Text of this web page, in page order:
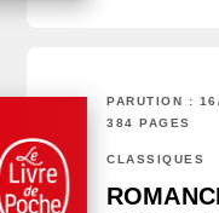
PARUTION :
384 PAGES
CLASSIQUES